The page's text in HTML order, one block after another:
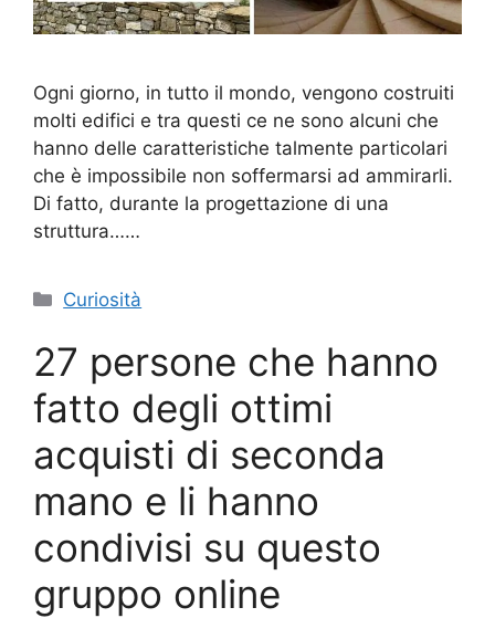
Ogni giorno, in tutto il mondo, vengono costruiti
molti edifici e tra questi ce ne sono alcuni che
hanno delle caratteristiche talmente particolari
che è impossibile non soffermarsi ad ammirarli.
Di fatto, durante la progettazione di una
struttura……
Categorie
Curiosità
27 persone che hanno
fatto degli ottimi
acquisti di seconda
mano e li hanno
condivisi su questo
gruppo online